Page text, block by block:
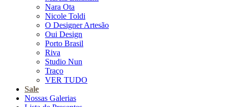
Nara Ota
Nicole Toldi
O Designer Artesão
Oui Design
Porto Brasil
Riva
Studio Nun
Traço
VER TUDO
Sale
Nossas Galerias